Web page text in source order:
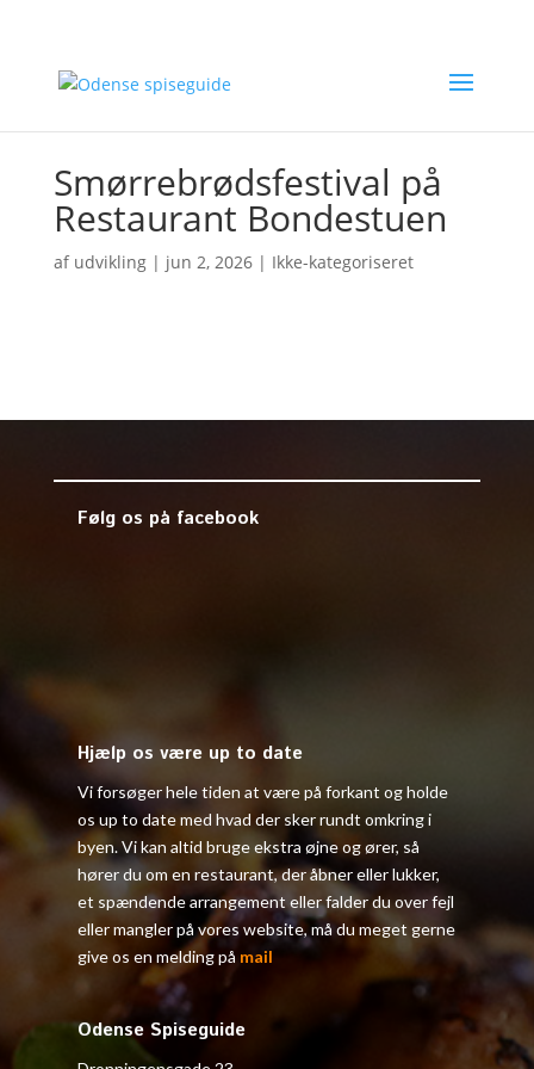
Smørrebrødsfestival på
Restaurant Bondestuen
af udvikling| jun 2, 2026| Ikke-kategoriseret
Følg os på facebook
Hjælp os være up to date
Vi forsøger hele tiden at være på forkant og holde
os up to date med hvad der sker rundt omkring i
byen. Vi kan altid bruge ekstra øjne og ører, så
hører du om en restaurant, der åbner eller lukker,
et spændende arrangement eller falder du over fejl
eller mangler på vores website, må du meget gerne
give os en melding på mail
Odense Spiseguide